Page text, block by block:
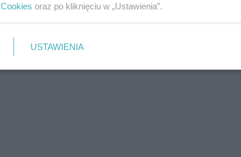
Cookies oraz po kliknięciu w „Ustawienia”.
USTAWIENIA